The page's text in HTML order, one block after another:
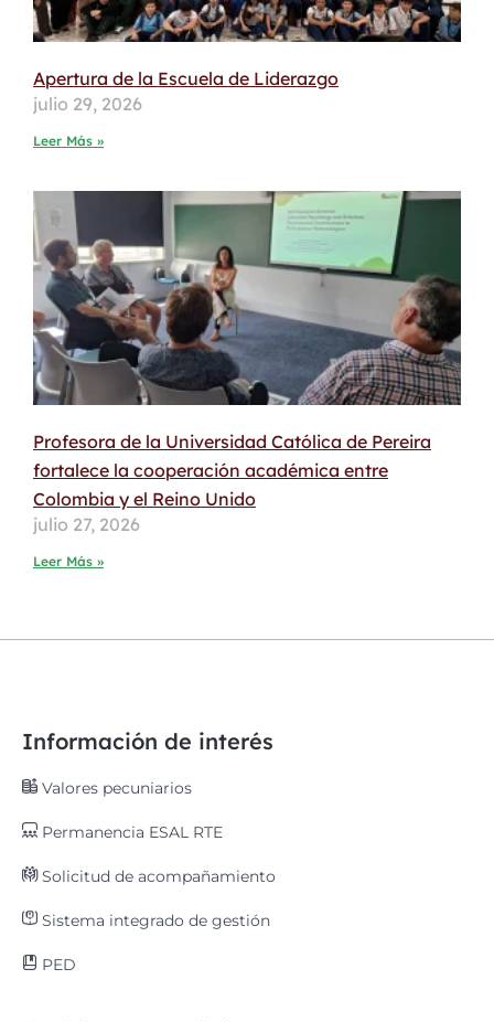
Apertura de la Escuela de Liderazgo
julio 29, 2026
Leer Más »
Profesora de la Universidad Católica de Pereira
fortalece la cooperación académica entre
Colombia y el Reino Unido
julio 27, 2026
Leer Más »
Información de interés
Valores pecuniarios
Permanencia ESAL RTE
Solicitud de acompañamiento
Sistema integrado de gestión
PED